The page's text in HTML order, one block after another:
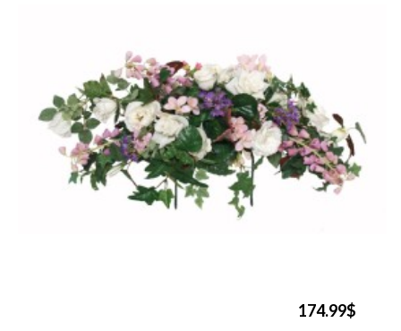
174.99$